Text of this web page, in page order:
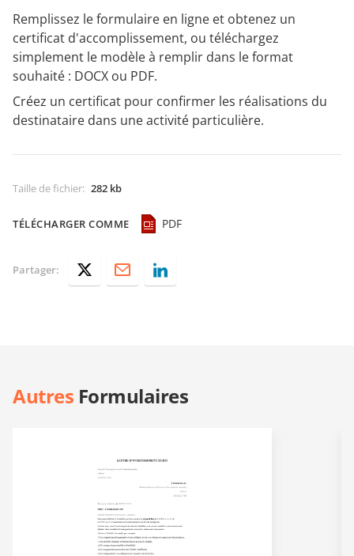
Remplissez le formulaire en ligne et obtenez un
certificat d'accomplissement, ou téléchargez
simplement le modèle à remplir dans le format
souhaité : DOCX ou PDF.
Créez un certificat pour confirmer les réalisations du
destinataire dans une activité particulière.
Taille de fichier: 282 kb
TÉLÉCHARGER COMME PDF
Partager:
Autres Formulaires